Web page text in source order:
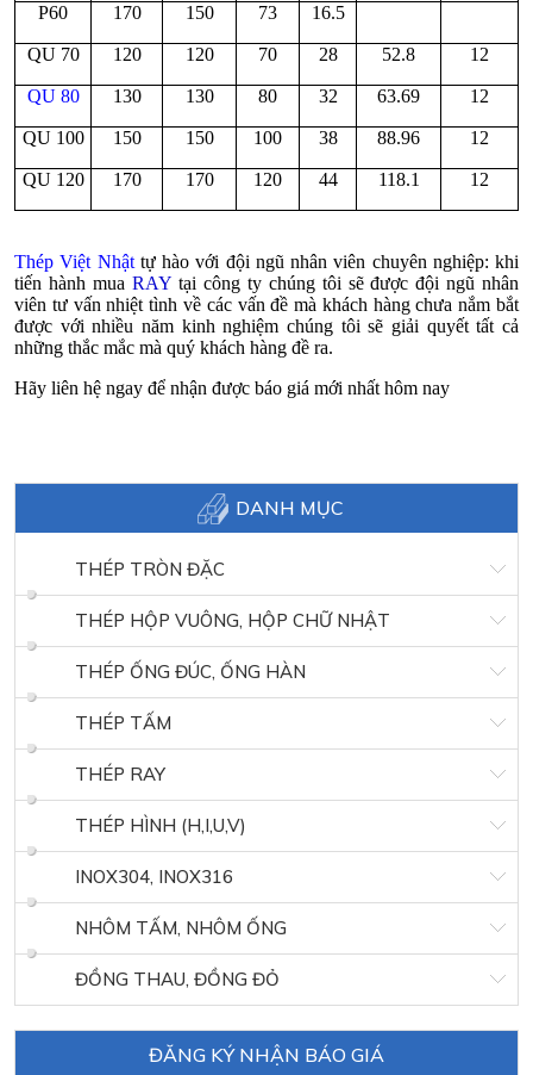
P60 170 150 73 16.5
QU 70 120 120 70 28 52.8 12
QU 80 130 130 80 32 63.69 12
QU 100 150 150 100 38 88.96 12
QU 120 170 170 120 44 118.1 12
Thép Việt Nhậttự hào với đội ngũ nhân viên chuyên nghiệp: khi
tiến hành mua RAY tại công ty chúng tôi sẽ được đội ngũ nhân
viên tư vấn nhiệt tình về các vấn đề mà khách hàng chưa nắm bắt
được với nhiều năm kinh nghiệm chúng tôi sẽ giải quyết tất cả
những thắc mắc mà quý khách hàng đề ra.
Hãy liên hệ ngay để nhận được báo giá mới nhất hôm nay
DANH MỤC
THÉP TRÒN ĐẶC
THÉP HỘP VUÔNG, HỘP CHỮ NHẬT
THÉP ỐNG ĐÚC, ỐNG HÀN
THÉP TẤM
THÉP RAY
THÉP HÌNH (H,I,U,V)
INOX304, INOX316
NHÔM TẤM, NHÔM ỐNG
ĐỒNG THAU, ĐỒNG ĐỎ
ĐĂNG KÝ NHẬN BÁO GIÁ